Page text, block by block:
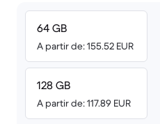
64 GB
A partir de: 155.52 EUR
128 GB
A partir de: 117.89 EUR